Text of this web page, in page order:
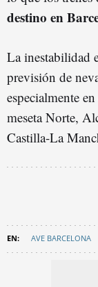
destino en
La inestabilidad
previsión de
especialmente
meseta Norte,
Castilla-La
AVE BARCELONA